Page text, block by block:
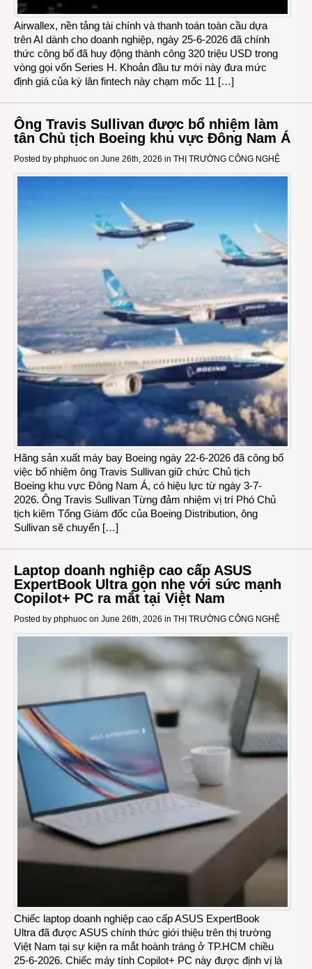
Airwallex, nền tảng tài chính và thanh toán toàn cầu dựa
trên AI dành cho doanh nghiệp, ngày 25-6-2026 đã chính
thức công bố đã huy động thành công 320 triệu USD trong
vòng gọi vốn Series H. Khoản đầu tư mới này đưa mức
định giá của kỳ lân fintech này chạm mốc 11 […]
Ông Travis Sullivan được bổ nhiệm làm
tân Chủ tịch Boeing khu vực Đông Nam Á
Posted by phphuoc on June 26th, 2026 in THỊ TRƯỜNG CÔNG NGHỆ
Hãng sản xuất máy bay Boeing ngày 22-6-2026 đã công bố
việc bổ nhiệm ông Travis Sullivan giữ chức Chủ tịch
Boeing khu vực Đông Nam Á, có hiệu lực từ ngày 3-7-
2026. Ông Travis Sullivan Từng đảm nhiệm vị trí Phó Chủ
tịch kiêm Tổng Giám đốc của Boeing Distribution, ông
Sullivan sẽ chuyển […]
Laptop doanh nghiệp cao cấp ASUS
ExpertBook Ultra gọn nhẹ với sức mạnh
Copilot+ PC ra mắt tại Việt Nam
Posted by phphuoc on June 26th, 2026 in THỊ TRƯỜNG CÔNG NGHỆ
Chiếc laptop doanh nghiệp cao cấp ASUS ExpertBook
Ultra đã được ASUS chính thức giới thiệu trên thị trường
Việt Nam tại sự kiện ra mắt hoành tráng ở TP.HCM chiều
25-6-2026. Chiếc máy tính Copilot+ PC này được định vị là